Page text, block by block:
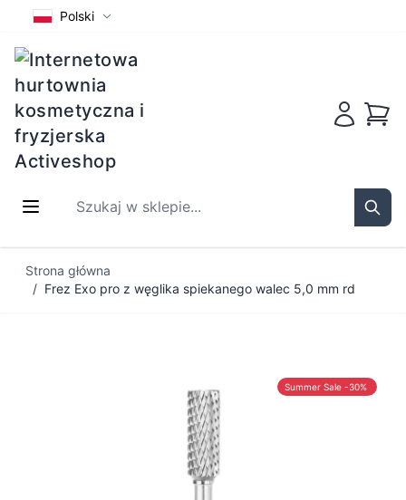
Polski
Szukaj w sklepie...
Strona główna
/ Frez Exo pro z węglika spiekanego walec 5,0 mm rd
Summer Sale -30%